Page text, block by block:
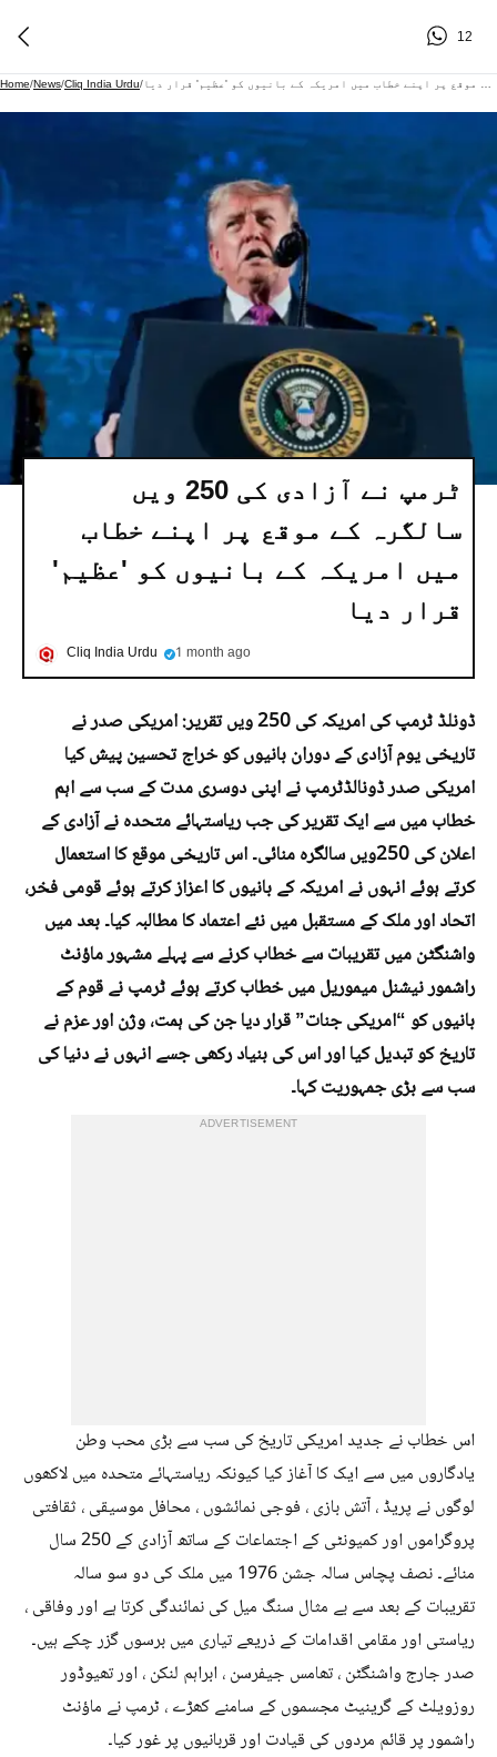
12
Home/News/Cliq India Urdu/
ٹرمپ نے آزادی کی 250 ویں
سالگرہ کے موقع پر اپنے خطاب
میں امریکہ کے بانیوں کو 'عظیم'
قرار دیا
Cliq India Urdu 1 month ago
ڈونلڈ ٹرمپ کی امریکہ کی 250 ویں تقریر: امریکی صدر نے
تاریخی یوم آزادی کے دوران بانیوں کو خراج تحسین پیش کیا
امریکی صدر ڈونالڈٹرمپ نے اپنی دوسری مدت کے سب سے اہم
خطاب میں سے ایک تقریر کی جب ریاستہائے متحدہ نے آزادی کے
اعلان کی 250ویں سالگرہ منائی۔ اس تاریخی موقع کا استعمال
کرتے ہوئے انہوں نے امریکہ کے بانیوں کا اعزاز کرتے ہوئے قومی فخر،
اتحاد اور ملک کے مستقبل میں نئے اعتماد کا مطالبہ کیا۔ بعد میں
واشنگٹن میں تقریبات سے خطاب کرنے سے پہلے مشہور ماؤنٹ
راشمور نیشنل میموریل میں خطاب کرتے ہوئے ٹرمپ نے قوم کے
بانیوں کو “امریکی جنات” قرار دیا جن کی ہمت، وژن اور عزم نے
تاریخ کو تبدیل کیا اور اس کی بنیاد رکھی جسے انہوں نے دنیا کی
سب سے بڑی جمہوریت کہا۔
ADVERTISEMENT
اس خطاب نے جدید امریکی تاریخ کی سب سے بڑی محب وطن
یادگاروں میں سے ایک کا آغاز کیا کیونکہ ریاستہائے متحدہ میں لاکھوں
لوگوں نے پریڈ ، آتش بازی ، فوجی نمائشوں ، محافل موسیقی ، ثقافتی
پروگراموں اور کمیونٹی کے اجتماعات کے ساتھ آزادی کے 250 سال
منائے۔ نصف پچاس سالہ جشن 1976 میں ملک کی دو سو سالہ
تقریبات کے بعد سے بے مثال سنگ میل کی نمائندگی کرتا ہے اور وفاقی ،
ریاستی اور مقامی اقدامات کے ذریعے تیاری میں برسوں گزر چکے ہیں۔
صدر جارج واشنگٹن ، تھامس جیفرسن ، ابراہم لنکن ، اور تھیوڈور
روزویلٹ کے گرینیٹ مجسموں کے سامنے کھڑے ، ٹرمپ نے ماؤنٹ
راشمور پر قائم مردوں کی قیادت اور قربانیوں پر غور کیا۔